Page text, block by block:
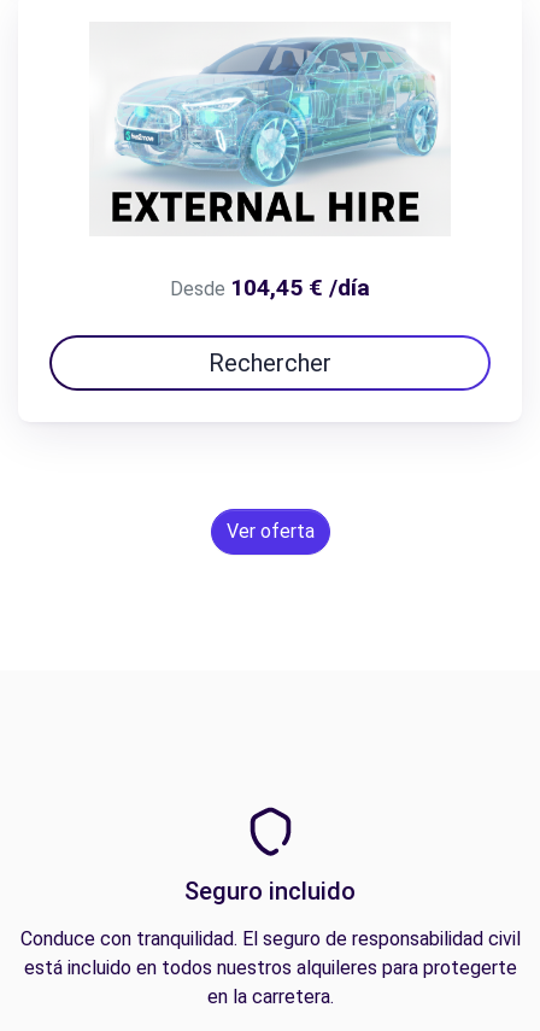
Desde 104,45 € /día
Rechercher
Ver oferta
Seguro incluido
Conduce con tranquilidad. El seguro de responsabilidad civil
está incluido en todos nuestros alquileres para protegerte
en la carretera.